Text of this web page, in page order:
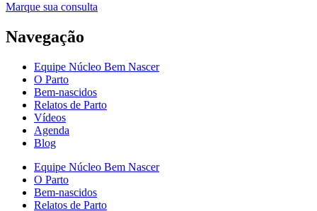
Marque sua consulta
Navegação
Equipe Núcleo Bem Nascer
O Parto
Bem-nascidos
Relatos de Parto
Vídeos
Agenda
Blog
Equipe Núcleo Bem Nascer
O Parto
Bem-nascidos
Relatos de Parto